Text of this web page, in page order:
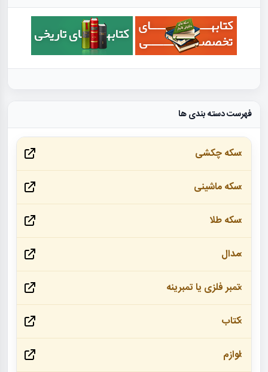
فهرست دسته بندی ها
سکه چکشی
سکه ماشینی
سکه طلا
مدال
تمبر فلزی یا تمبرینه
کتاب
لوازم